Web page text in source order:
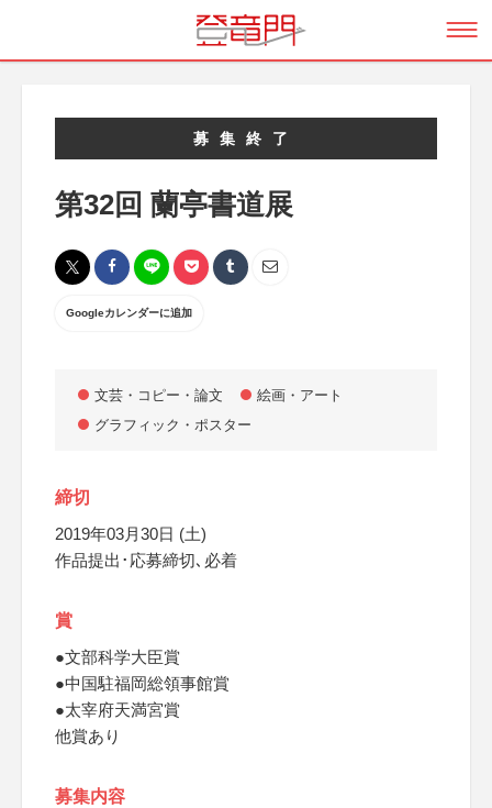
募集終了
第32回 蘭亭書道展
Googleカレンダーに追加
文芸・コピー・論文
絵画・アート
グラフィック・ポスター
締切
2019年03月30日 (土)
作品提出･応募締切､必着
賞
●文部科学大臣賞
●中国駐福岡総領事館賞
●太宰府天満宮賞
他賞あり
募集内容